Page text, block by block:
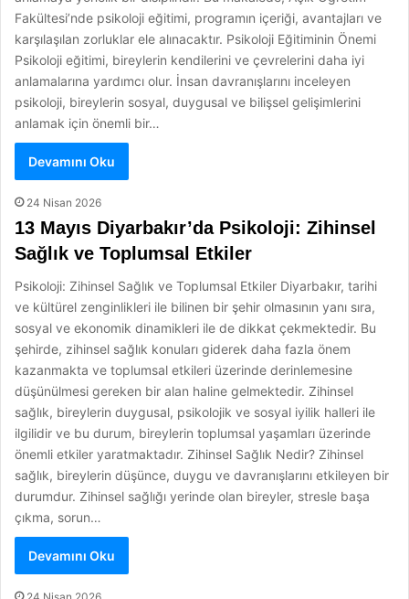
Fakültesi’nde psikoloji eğitimi, programın içeriği, avantajları ve
karşılaşılan zorluklar ele alınacaktır. Psikoloji Eğitiminin Önemi
Psikoloji eğitimi, bireylerin kendilerini ve çevrelerini daha iyi
anlamalarına yardımcı olur. İnsan davranışlarını inceleyen
psikoloji, bireylerin sosyal, duygusal ve bilişsel gelişimlerini
anlamak için önemli bir…
Devamını Oku
24 Nisan 2026
13 Mayıs Diyarbakır’da Psikoloji: Zihinsel
Sağlık ve Toplumsal Etkiler
Psikoloji: Zihinsel Sağlık ve Toplumsal Etkiler Diyarbakır, tarihi
ve kültürel zenginlikleri ile bilinen bir şehir olmasının yanı sıra,
sosyal ve ekonomik dinamikleri ile de dikkat çekmektedir. Bu
şehirde, zihinsel sağlık konuları giderek daha fazla önem
kazanmakta ve toplumsal etkileri üzerinde derinlemesine
düşünülmesi gereken bir alan haline gelmektedir. Zihinsel
sağlık, bireylerin duygusal, psikolojik ve sosyal iyilik halleri ile
ilgilidir ve bu durum, bireylerin toplumsal yaşamları üzerinde
önemli etkiler yaratmaktadır. Zihinsel Sağlık Nedir? Zihinsel
sağlık, bireylerin düşünce, duygu ve davranışlarını etkileyen bir
durumdur. Zihinsel sağlığı yerinde olan bireyler, stresle başa
çıkma, sorun…
Devamını Oku